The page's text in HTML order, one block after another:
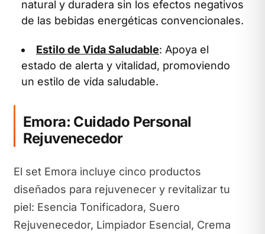
natural y duradera sin los efectos negativos
de las bebidas energéticas convencionales.
Estilo de Vida Saludable: Apoya el
estado de alerta y vitalidad, promoviendo
un estilo de vida saludable.
Emora: Cuidado Personal
Rejuvenecedor
El set Emora incluye cinco productos
diseñados para rejuvenecer y revitalizar tu
piel: Esencia Tonificadora, Suero
Rejuvenecedor, Limpiador Esencial, Crema